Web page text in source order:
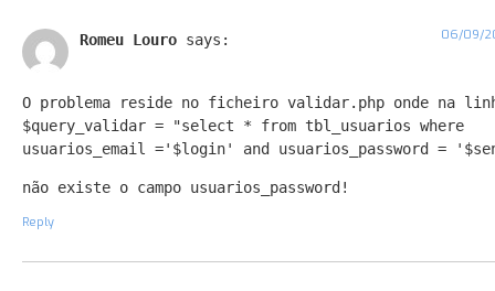
Romeu Louro says: 06/09/
O problema reside no ficheiro validar.php onde na
$query_validar = "select * from tbl_usuarios where
usuarios_email ='$login' and usuarios_password =
não existe o campo usuarios_password!
Reply